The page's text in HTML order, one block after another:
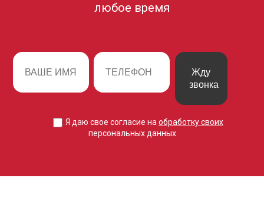
любое время
Жду
звонка
Я даю свое согласие на обработку своих
персональных данных